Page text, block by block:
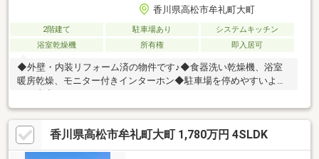
香川県高松市牟礼町大町
2階建て 駐車場あり
システムキッチン
浴室乾燥機
所有権 即入居可
◆外壁・内装リフォーム済の物件です♪◆食器洗い乾燥機、浴室
暖房乾燥、モニター付きインターホン◆駐車場を停めやすいよう
香川県高松市牟礼町大町 1,780万円 4SLDK